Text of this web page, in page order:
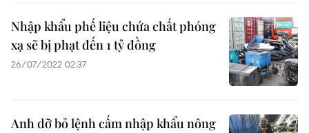
Nhập khẩu phế liệu chứa chất phóng
xạ sẽ bị phạt đến 1 tỷ đồng
26/07/2022 02:37
Anh dỡ bỏ lệnh cấm nhập khẩu nông